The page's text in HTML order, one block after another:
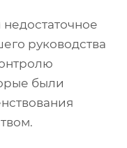
руководства
были